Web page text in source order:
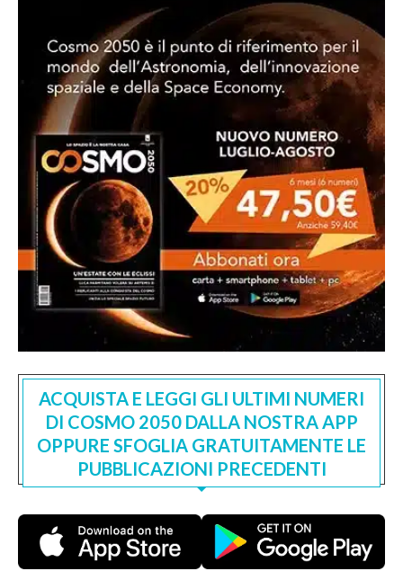
ACQUISTA E LEGGI GLI ULTIMI NUMERI
DI COSMO 2050 DALLA NOSTRA APP
OPPURE SFOGLIA GRATUITAMENTE LE
PUBBLICAZIONI PRECEDENTI